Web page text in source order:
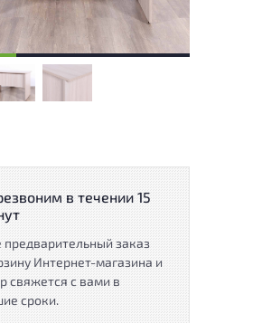
в течении 15
предварительный заказ
Интернет-магазина и
свяжется с вами в
сроки.